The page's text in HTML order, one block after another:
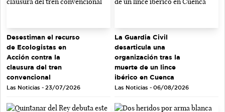
Desestiman el recurso
de Ecologistas en
Acción contra la
clausura del tren
convencional
Las Noticias - 23/07/2026
La Guardia Civil
desarticula una
organización tras la
muerte de un lince
ibérico en Cuenca
Las Noticias - 06/08/2026